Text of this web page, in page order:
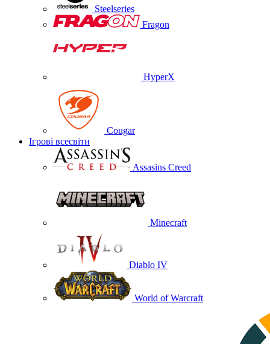
Steelseries
Fragon
HyperX
Cougar
Ігрові всесвіти
Assasins Creed
Minecraft
Diablo IV
World of Warcraft